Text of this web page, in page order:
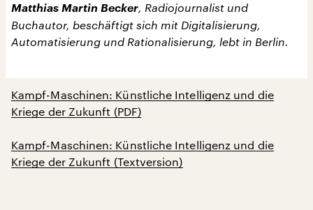
Matthias Martin Becker, Radiojournalist und
Buchautor, beschäftigt sich mit Digitalisierung,
Automatisierung und Rationalisierung, lebt in Berlin.
Kampf-Maschinen: Künstliche Intelligenz und die
Kriege der Zukunft (PDF)
Kampf-Maschinen: Künstliche Intelligenz und die
Kriege der Zukunft (Textversion)